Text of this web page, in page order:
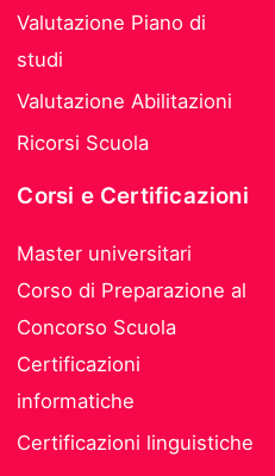
Valutazione Piano di
studi
Valutazione Abilitazioni
Ricorsi Scuola
Corsi e Certificazioni
Master universitari
Corso di Preparazione al
Concorso Scuola
Certificazioni
informatiche
Certificazioni linguistiche